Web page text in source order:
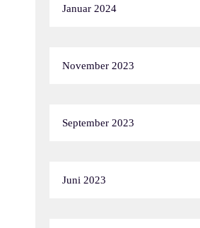
Januar 2024
November 2023
September 2023
Juni 2023